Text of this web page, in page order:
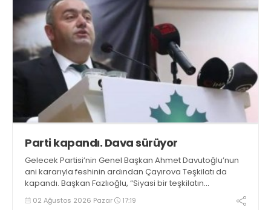
Parti kapandı. Dava sürüyor
Gelecek Partisi’nin Genel Başkan Ahmet Davutoğlu’nun
ani kararıyla feshinin ardından Çayırova Teşkilatı da
kapandı. Başkan Fazlıoğlu, “Siyasi bir teşkilatın
kapanması davanın bitmesi anlamına gelmez. Adalet
arayışımız sürecek” dedi
02 Ağustos 2026 Pazar 17:19